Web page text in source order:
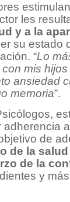
les
y a la
su estado
“Lo
mis
ansiedad
memoria”.
de
de la
de la
y